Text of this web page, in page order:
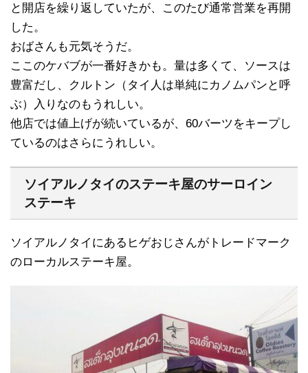
と開店を繰り返していたが、このたび通常営業を再開
した。
おばさんも元気そうだ。
ここのケバブが一番好きかも。量は多くて、ソースは
豊富だし、クルトン（タイ人は単純にカノムパンと呼
ぶ）入りなのもうれしい。
他店では値上げが続いているが、60バーツをキープし
ているのはさらにうれしい。
ソイアルノタイのステーキ屋のサーロイン
ステーキ
ソイアルノタイにあるヒゲおじさんがトレードマーク
のローカルステーキ屋。